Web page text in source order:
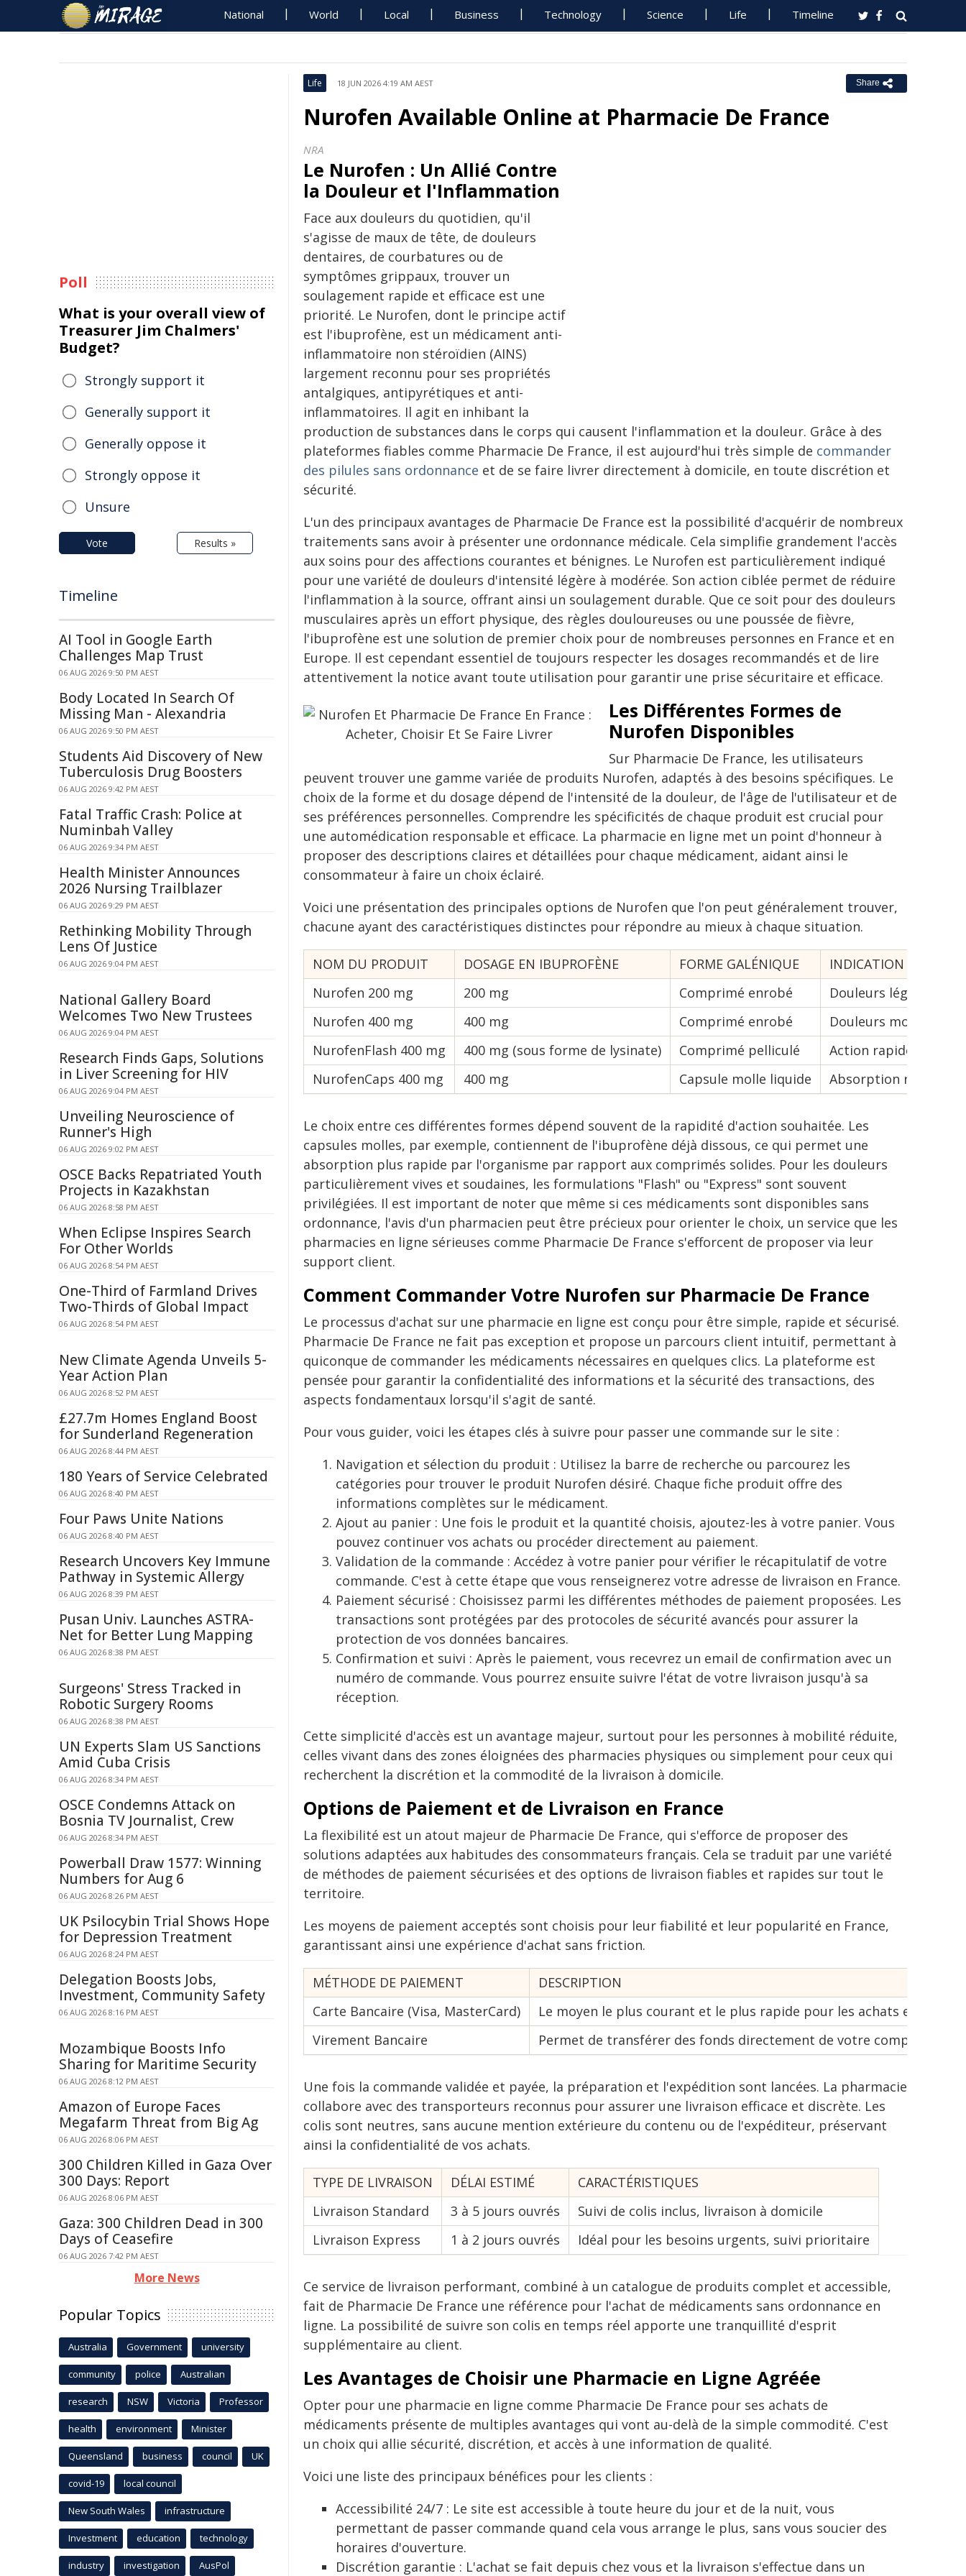
National World Local Business Technology Science Life Timeline
Life 18 JUN 2026 4:19 AM AEST Share
Nurofen Available Online at Pharmacie De France
NRA
Le Nurofen : Un Allié Contre
la Douleur et l'Inflammation
Face aux douleurs du quotidien, qu'il
s'agisse de maux de tête, de douleurs
dentaires, de courbatures ou de
symptômes grippaux, trouver un
soulagement rapide et efficace est une
priorité. Le Nurofen, dont le principe actif
est l'ibuprofène, est un médicament anti-
inflammatoire non stéroïdien (AINS)
largement reconnu pour ses propriétés
antalgiques, antipyrétiques et anti-
inflammatoires. Il agit en inhibant la
production de substances dans le corps qui causent l'inflammation et la douleur. Grâce à des
plateformes fiables comme Pharmacie De France, il est aujourd'hui très simple de commander
des pilules sans ordonnance et de se faire livrer directement à domicile, en toute discrétion et
sécurité.
L'un des principaux avantages de Pharmacie De France est la possibilité d'acquérir de nombreux
traitements sans avoir à présenter une ordonnance médicale. Cela simplifie grandement l'accès
aux soins pour des affections courantes et bénignes. Le Nurofen est particulièrement indiqué
pour une variété de douleurs d'intensité légère à modérée. Son action ciblée permet de réduire
l'inflammation à la source, offrant ainsi un soulagement durable. Que ce soit pour des douleurs
musculaires après un effort physique, des règles douloureuses ou une poussée de fièvre,
l'ibuprofène est une solution de premier choix pour de nombreuses personnes en France et en
Europe. Il est cependant essentiel de toujours respecter les dosages recommandés et de lire
attentivement la notice avant toute utilisation pour garantir une prise sécuritaire et efficace.
Les Différentes Formes de
Nurofen Disponibles
Sur Pharmacie De France, les utilisateurs
peuvent trouver une gamme variée de produits Nurofen, adaptés à des besoins spécifiques. Le
choix de la forme et du dosage dépend de l'intensité de la douleur, de l'âge de l'utilisateur et de
ses préférences personnelles. Comprendre les spécificités de chaque produit est crucial pour
une automédication responsable et efficace. La pharmacie en ligne met un point d'honneur à
proposer des descriptions claires et détaillées pour chaque médicament, aidant ainsi le
consommateur à faire un choix éclairé.
Voici une présentation des principales options de Nurofen que l'on peut généralement trouver,
chacune ayant des caractéristiques distinctes pour répondre au mieux à chaque situation.
NOM DU PRODUIT DOSAGE EN IBUPROFÈNE FORME GALÉNIQUE
INDICATION
Nurofen 200 mg
200 mg Comprimé enrobé
Douleurs légères,
Nurofen 400 mg
400 mg Comprimé enrobé
Douleurs modérées
NurofenFlash 400 mg
400 mg (sous forme de lysinate) Comprimé pelliculé
Action rapide pour
NurofenCaps 400 mg
400 mg Capsule molle liquide Absorption rapide,
Le choix entre ces différentes formes dépend souvent de la rapidité d'action souhaitée. Les
capsules molles, par exemple, contiennent de l'ibuprofène déjà dissous, ce qui permet une
absorption plus rapide par l'organisme par rapport aux comprimés solides. Pour les douleurs
particulièrement vives et soudaines, les formulations "Flash" ou "Express" sont souvent
privilégiées. Il est important de noter que même si ces médicaments sont disponibles sans
ordonnance, l'avis d'un pharmacien peut être précieux pour orienter le choix, un service que les
pharmacies en ligne sérieuses comme Pharmacie De France s'efforcent de proposer via leur
support client.
Comment Commander Votre Nurofen sur Pharmacie De France
Le processus d'achat sur une pharmacie en ligne est conçu pour être simple, rapide et sécurisé.
Pharmacie De France ne fait pas exception et propose un parcours client intuitif, permettant à
quiconque de commander les médicaments nécessaires en quelques clics. La plateforme est
pensée pour garantir la confidentialité des informations et la sécurité des transactions, des
aspects fondamentaux lorsqu'il s'agit de santé.
Pour vous guider, voici les étapes clés à suivre pour passer une commande sur le site :
Navigation et sélection du produit : Utilisez la barre de recherche ou parcourez les
catégories pour trouver le produit Nurofen désiré. Chaque fiche produit offre des
informations complètes sur le médicament.
Ajout au panier : Une fois le produit et la quantité choisis, ajoutez-les à votre panier. Vous
pouvez continuer vos achats ou procéder directement au paiement.
Validation de la commande : Accédez à votre panier pour vérifier le récapitulatif de votre
commande. C'est à cette étape que vous renseignerez votre adresse de livraison en France.
Paiement sécurisé : Choisissez parmi les différentes méthodes de paiement proposées. Les
transactions sont protégées par des protocoles de sécurité avancés pour assurer la
protection de vos données bancaires.
Confirmation et suivi : Après le paiement, vous recevrez un email de confirmation avec un
numéro de commande. Vous pourrez ensuite suivre l'état de votre livraison jusqu'à sa
réception.
Cette simplicité d'accès est un avantage majeur, surtout pour les personnes à mobilité réduite,
celles vivant dans des zones éloignées des pharmacies physiques ou simplement pour ceux qui
recherchent la discrétion et la commodité de la livraison à domicile.
Options de Paiement et de Livraison en France
La flexibilité est un atout majeur de Pharmacie De France, qui s'efforce de proposer des
solutions adaptées aux habitudes des consommateurs français. Cela se traduit par une variété
de méthodes de paiement sécurisées et des options de livraison fiables et rapides sur tout le
territoire.
Les moyens de paiement acceptés sont choisis pour leur fiabilité et leur popularité en France,
garantissant ainsi une expérience d'achat sans friction.
MÉTHODE DE PAIEMENT
DESCRIPTION
Carte Bancaire (Visa, MasterCard)
Le moyen le plus courant et le plus rapide pour les achats en ligne.
Virement Bancaire
Permet de transférer des fonds directement de votre compte
Une fois la commande validée et payée, la préparation et l'expédition sont lancées. La pharmacie
collabore avec des transporteurs reconnus pour assurer une livraison efficace et discrète. Les
colis sont neutres, sans aucune mention extérieure du contenu ou de l'expéditeur, préservant
ainsi la confidentialité de vos achats.
TYPE DE LIVRAISON DÉLAI ESTIMÉ
CARACTÉRISTIQUES
Livraison Standard
3 à 5 jours ouvrés
Suivi de colis inclus, livraison à domicile
Livraison Express
1 à 2 jours ouvrés Idéal pour les besoins urgents, suivi prioritaire
Ce service de livraison performant, combiné à un catalogue de produits complet et accessible,
fait de Pharmacie De France une référence pour l'achat de médicaments sans ordonnance en
ligne. La possibilité de suivre son colis en temps réel apporte une tranquillité d'esprit
supplémentaire au client.
Les Avantages de Choisir une Pharmacie en Ligne Agréée
Opter pour une pharmacie en ligne comme Pharmacie De France pour ses achats de
médicaments présente de multiples avantages qui vont au-delà de la simple commodité. C'est
un choix qui allie sécurité, discrétion, et accès à une information de qualité.
Voici une liste des principaux bénéfices pour les clients :
Accessibilité 24/7 : Le site est accessible à toute heure du jour et de la nuit, vous
permettant de passer commande quand cela vous arrange le plus, sans vous soucier des
horaires d'ouverture.
Discrétion garantie : L'achat se fait depuis chez vous et la livraison s'effectue dans un
Poll
What is your overall view of
Treasurer Jim Chalmers'
Budget?
Strongly support it
Generally support it
Generally oppose it
Strongly oppose it
Unsure
Vote Results »
Timeline
AI Tool in Google Earth
Challenges Map Trust
06 AUG 2026 9:50 PM AEST
Body Located In Search Of
Missing Man - Alexandria
06 AUG 2026 9:50 PM AEST
Students Aid Discovery of New
Tuberculosis Drug Boosters
06 AUG 2026 9:42 PM AEST
Fatal Traffic Crash: Police at
Numinbah Valley
06 AUG 2026 9:34 PM AEST
Health Minister Announces
2026 Nursing Trailblazer
06 AUG 2026 9:29 PM AEST
Rethinking Mobility Through
Lens Of Justice
06 AUG 2026 9:04 PM AEST
National Gallery Board
Welcomes Two New Trustees
06 AUG 2026 9:04 PM AEST
Research Finds Gaps, Solutions
in Liver Screening for HIV
06 AUG 2026 9:04 PM AEST
Unveiling Neuroscience of
Runner's High
06 AUG 2026 9:02 PM AEST
OSCE Backs Repatriated Youth
Projects in Kazakhstan
06 AUG 2026 8:58 PM AEST
When Eclipse Inspires Search
For Other Worlds
06 AUG 2026 8:54 PM AEST
One-Third of Farmland Drives
Two-Thirds of Global Impact
06 AUG 2026 8:54 PM AEST
New Climate Agenda Unveils 5-
Year Action Plan
06 AUG 2026 8:52 PM AEST
£27.7m Homes England Boost
for Sunderland Regeneration
06 AUG 2026 8:44 PM AEST
180 Years of Service Celebrated
06 AUG 2026 8:40 PM AEST
Four Paws Unite Nations
06 AUG 2026 8:40 PM AEST
Research Uncovers Key Immune
Pathway in Systemic Allergy
06 AUG 2026 8:39 PM AEST
Pusan Univ. Launches ASTRA-
Net for Better Lung Mapping
06 AUG 2026 8:38 PM AEST
Surgeons' Stress Tracked in
Robotic Surgery Rooms
06 AUG 2026 8:38 PM AEST
UN Experts Slam US Sanctions
Amid Cuba Crisis
06 AUG 2026 8:34 PM AEST
OSCE Condemns Attack on
Bosnia TV Journalist, Crew
06 AUG 2026 8:34 PM AEST
Powerball Draw 1577: Winning
Numbers for Aug 6
06 AUG 2026 8:26 PM AEST
UK Psilocybin Trial Shows Hope
for Depression Treatment
06 AUG 2026 8:24 PM AEST
Delegation Boosts Jobs,
Investment, Community Safety
06 AUG 2026 8:16 PM AEST
Mozambique Boosts Info
Sharing for Maritime Security
06 AUG 2026 8:12 PM AEST
Amazon of Europe Faces
Megafarm Threat from Big Ag
06 AUG 2026 8:06 PM AEST
300 Children Killed in Gaza Over
300 Days: Report
06 AUG 2026 8:06 PM AEST
Gaza: 300 Children Dead in 300
Days of Ceasefire
06 AUG 2026 7:42 PM AEST
More News
Popular Topics
Australia Government university
community police Australian
research NSW Victoria Professor
health environment Minister
Queensland business council UK
covid-19 local council
New South Wales infrastructure
Investment education technology
industry investigation AusPol